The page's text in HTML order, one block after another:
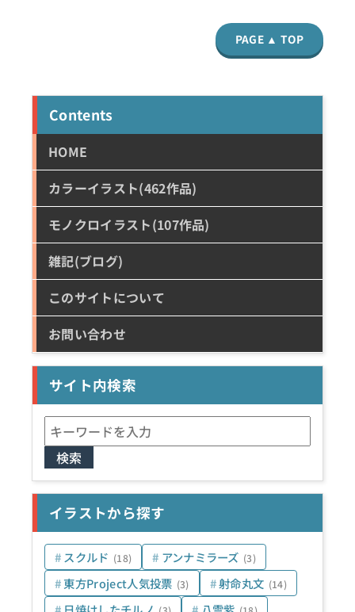
PAGE ▲ TOP
Contents
HOME
カラーイラスト(462作品)
モノクロイラスト(107作品)
雑記(ブログ)
このサイトについて
お問い合わせ
サイト内検索
検
索:
イラストから探す
スクルド (18) アンナミラーズ (3)
東方Project人気投票 (3) 射命丸文 (14)